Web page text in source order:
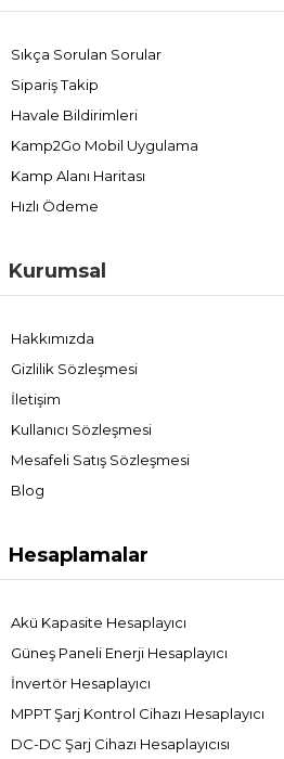
Sıkça Sorulan Sorular
Sipariş Takip
Havale Bildirimleri
Kamp2Go Mobil Uygulama
Kamp Alanı Haritası
Hızlı Ödeme
Kurumsal
Hakkımızda
Gizlilik Sözleşmesi
İletişim
Kullanıcı Sözleşmesi
Mesafeli Satış Sözleşmesi
Blog
Hesaplamalar
Akü Kapasite Hesaplayıcı
Güneş Paneli Enerji Hesaplayıcı
İnvertör Hesaplayıcı
MPPT Şarj Kontrol Cihazı Hesaplayıcı
DC-DC Şarj Cihazı Hesaplayıcısı